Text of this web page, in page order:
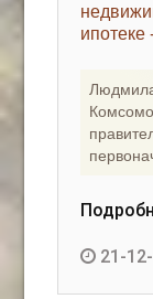
ипотеке
21-